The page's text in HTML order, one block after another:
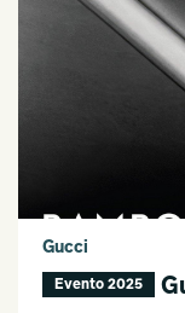
Gucci
Evento 2025